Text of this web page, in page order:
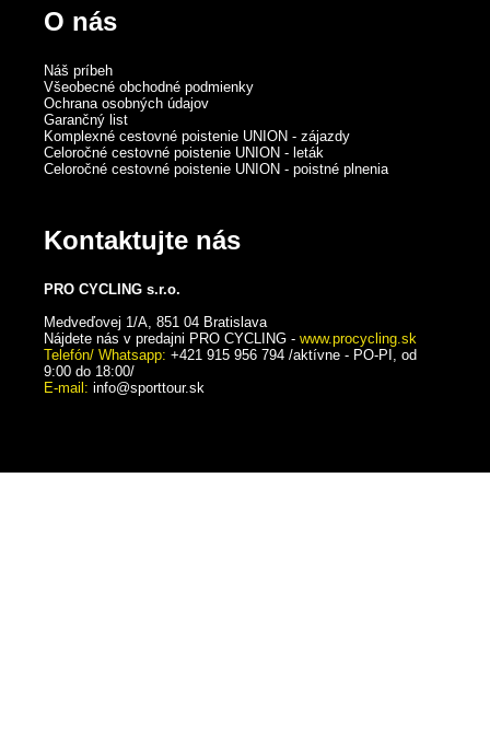
O nás
Náš príbeh
Všeobecné obchodné podmienky
Ochrana osobných údajov
Garančný list
Komplexné cestovné poistenie UNION - zájazdy
Celoročné cestovné poistenie UNION - leták
Celoročné cestovné poistenie UNION - poistné plnenia
Kontaktujte nás
PRO CYCLING s.r.o.
Medveďovej 1/A, 851 04 Bratislava
Nájdete nás v predajni PRO CYCLING - www.procycling.sk
Telefón/ Whatsapp: +421 915 956 794 /aktívne - PO-PI, od
9:00 do 18:00/
E-mail: info@sporttour.sk